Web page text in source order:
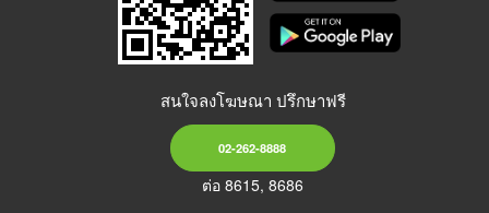
สนใจลงโฆษณา ปรึกษาฟรี
02-262-8888
ต่อ 8615, 8686